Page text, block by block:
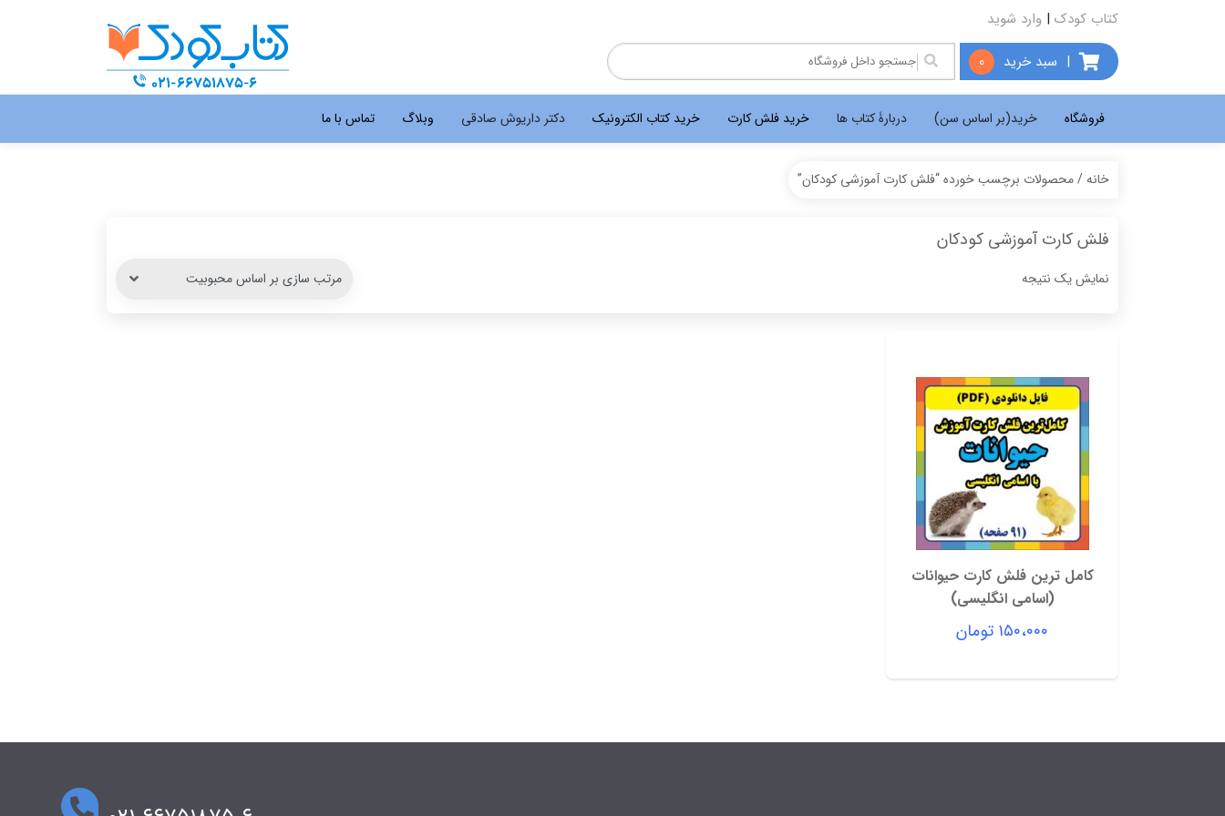
کتاب کودک | وارد شوید
| سبد خرید 0
فروشگاه خرید(بر اساس سن) دربارۀ کتاب ها خرید فلش کارت خرید کتاب الکترونیک دکتر داریوش صادقی وبلاگ تماس با ما
خانه/ محصولات برچسب خورده “فلش کارت آموزشی کودکان”
فلش کارت آموزشی کودکان
نمایش یک نتیجه
کامل ترین فلش کارت حیوانات
(اسامی انگلیسی)
۱۵۰،۰۰۰ تومان